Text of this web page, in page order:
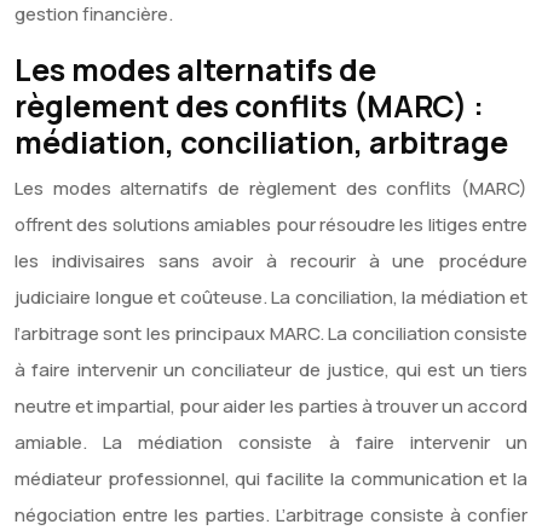
gestion financière.
Les modes alternatifs de
règlement des conflits (MARC) :
médiation, conciliation, arbitrage
Les modes alternatifs de règlement des conflits (MARC)
offrent des solutions amiables pour résoudre les litiges entre
les indivisaires sans avoir à recourir à une procédure
judiciaire longue et coûteuse. La conciliation, la médiation et
l’arbitrage sont les principaux MARC. La conciliation consiste
à faire intervenir un conciliateur de justice, qui est un tiers
neutre et impartial, pour aider les parties à trouver un accord
amiable. La médiation consiste à faire intervenir un
médiateur professionnel, qui facilite la communication et la
négociation entre les parties. L’arbitrage consiste à confier